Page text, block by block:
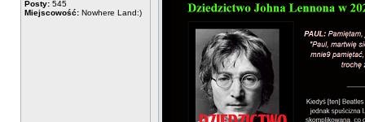
Posty: 545
Miejscowość: Nowhere Land:)